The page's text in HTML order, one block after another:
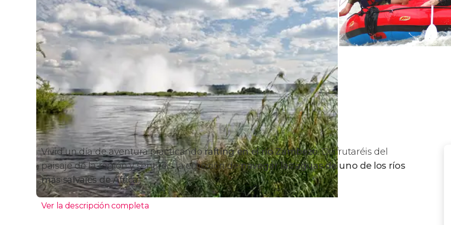
Vivid un día de aventura practicandorafting en el río Zambeze. Disfrutaréis del
paisaje de la región y sentiréis la emoción denavegar las aguas de uno de los ríos
más salvajes de África.
Ver la descripción completa